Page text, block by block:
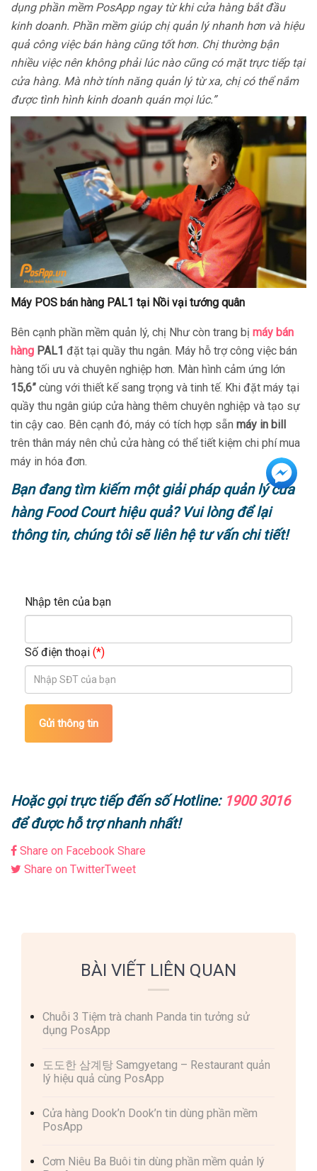
dụng phần mềm PosApp ngay từ khi cửa hàng bắt đầu
kinh doanh. Phần mềm giúp chị quản lý nhanh hơn và hiệu
quả công việc bán hàng cũng tốt hơn. Chị thường bận
nhiều việc nên không phải lúc nào cũng có mặt trực tiếp tại
cửa hàng. Mà nhờ tính năng quản lý từ xa, chị có thể nắm
được tình hình kinh doanh quán mọi lúc.”
Máy POS bán hàng PAL1 tại Nồi vại tướng quân
Bên cạnh phần mềm quản lý, chị Như còn trang bị máy bán
hàng PAL1 đặt tại quầy thu ngân. Máy hỗ trợ công việc bán
hàng tối ưu và chuyên nghiệp hơn. Màn hình cảm ứng lớn
15,6” cùng với thiết kế sang trọng và tinh tế. Khi đặt máy tại
quầy thu ngân giúp cửa hàng thêm chuyên nghiệp và tạo sự
tin cậy cao. Bên cạnh đó, máy có tích hợp sẵn máy in bill
trên thân máy nên chủ cửa hàng có thể tiết kiệm chi phí mua
máy in hóa đơn.
Bạn đang tìm kiếm một giải pháp quản lý cửa
hàng Food Court hiệu quả? Vui lòng để lại
thông tin, chúng tôi sẽ liên hệ tư vấn chi tiết!
Nhập tên của bạn
Số điện thoại (*)
Gửi thông tin
Hoặc gọi trực tiếp đến số Hotline: 1900 3016
để được hỗ trợ nhanh nhất!
Share on Facebook Share
Share on TwitterTweet
BÀI VIẾT LIÊN QUAN
Chuỗi 3 Tiệm trà chanh Panda tin tưởng sử
dụng PosApp
도도한 삼계탕 Samgyetang – Restaurant quản
lý hiệu quả cùng PosApp
Cửa hàng Dook’n Dook’n tin dùng phần mềm
PosApp
Cơm Niêu Ba Buôi tin dùng phần mềm quản lý